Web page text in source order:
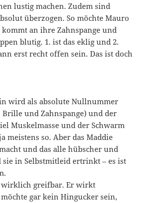
lustig machen. Zudem sind
überzogen. So möchte Mauro
kommt an ihre Zahnspange und
blutig. 1. ist das eklig und 2.
erst recht offen sein. Das ist doch
wird als absolute Nullnummer
und Zahnspange) und der
Muskelmasse und der Schwarm
meistens so. Aber das Maddie
und das alle hübscher und
sie in Selbstmitleid ertrinkt – es ist
greifbar. Er wirkt
gar kein Hingucker sein,